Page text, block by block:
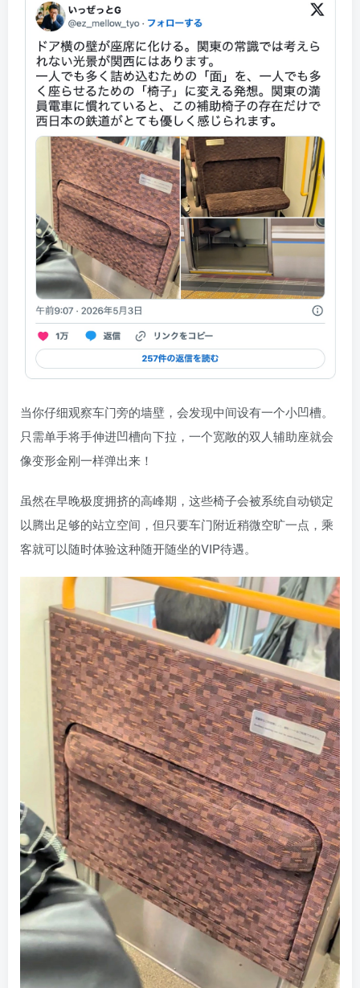
当你仔细观察车门旁的墙壁，会发现中间设有一个小凹槽。
只需单手将手伸进凹槽向下拉，一个宽敞的双人辅助座就会
像变形金刚一样弹出来！
虽然在早晚极度拥挤的高峰期，这些椅子会被系统自动锁定
以腾出足够的站立空间，但只要车门附近稍微空旷一点，乘
客就可以随时体验这种随开随坐的VIP待遇。